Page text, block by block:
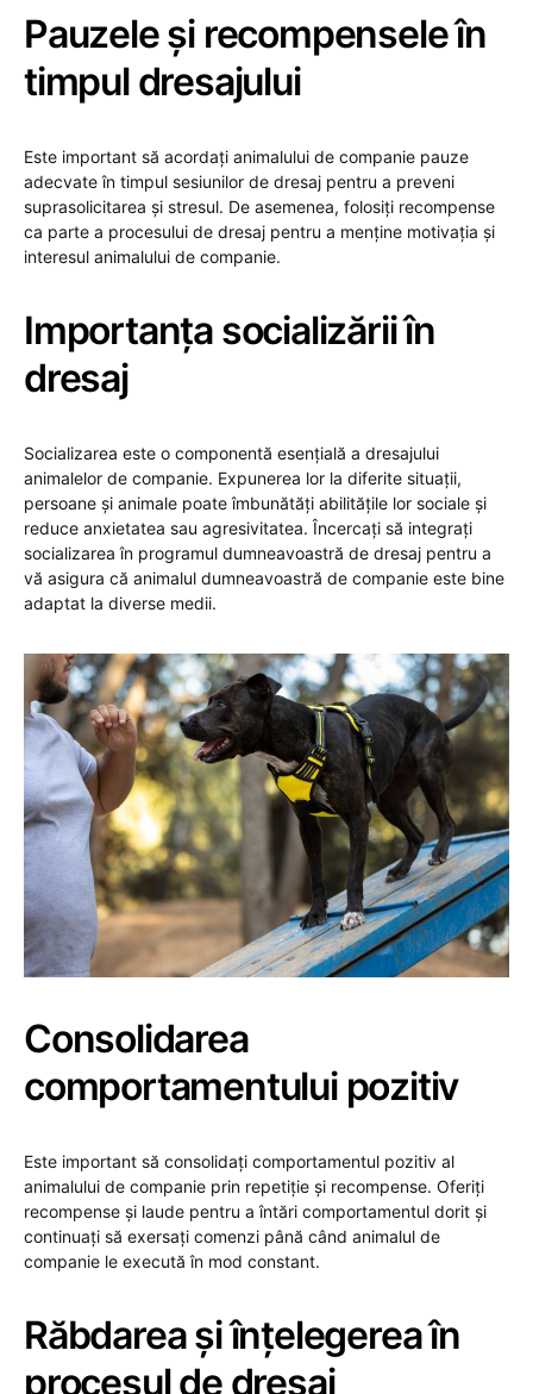
Pauzele și recompensele în
timpul dresajului
Este important să acordați animalului de companie pauze
adecvate în timpul sesiunilor de dresaj pentru a preveni
suprasolicitarea și stresul. De asemenea, folosiți recompense
ca parte a procesului de dresaj pentru a menține motivația și
interesul animalului de companie.
Importanța socializării în
dresaj
Socializarea este o componentă esențială a dresajului
animalelor de companie. Expunerea lor la diferite situații,
persoane și animale poate îmbunătăți abilitățile lor sociale și
reduce anxietatea sau agresivitatea. Încercați să integrați
socializarea în programul dumneavoastră de dresaj pentru a
vă asigura că animalul dumneavoastră de companie este bine
adaptat la diverse medii.
Consolidarea
comportamentului pozitiv
Este important să consolidați comportamentul pozitiv al
animalului de companie prin repetiție și recompense. Oferiți
recompense și laude pentru a întări comportamentul dorit și
continuați să exersați comenzi până când animalul de
companie le execută în mod constant.
Răbdarea și înțelegerea în
procesul de dresaj